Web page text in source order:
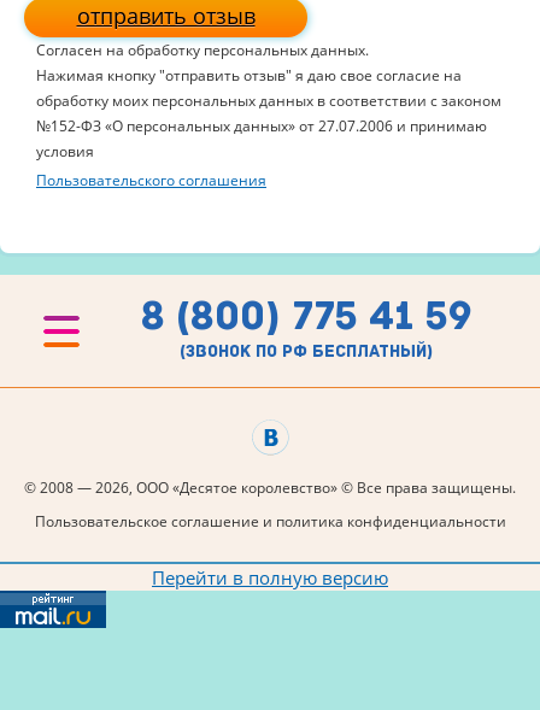
отправить отзыв
Согласен на обработку персональных данных.
Нажимая кнопку "отправить отзыв" я даю свое согласие на
обработку моих персональных данных в соответствии с законом
№152-ФЗ «О персональных данных» от 27.07.2006 и принимаю
условия
Пользовательского соглашения
8 (800) 775 41 59
(звонок по рф бесплатный)
© 2008 — 2026, ООО «Десятое королевство» © Все права защищены.
Пользовательское соглашение и политика конфиденциальности
Перейти в полную версию